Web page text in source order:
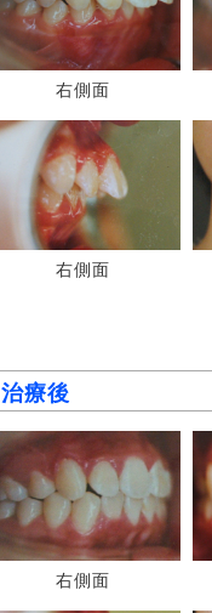
右側面
右側面
治療後
右側面